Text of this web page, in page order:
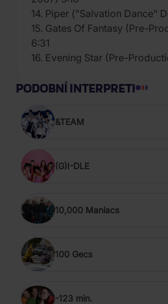
14. Piper ("Salvation Dance"
15. Gates Of Fantasy (Pre-
6:31
16. Evening Star (Pre-
PODOBNÍ INTERPRETI
&TEAM
(G)I-DLE
10,000 Maniacs
100 Gecs
-123 min.